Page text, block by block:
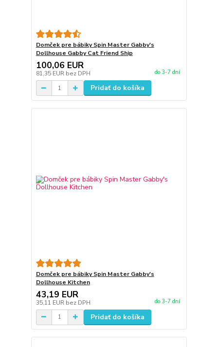
Domček pre bábiky Spin Master Gabby's
Dollhouse Gabby Cat Friend Ship
100,06 EUR
81,35 EUR bez DPH do 3-7 dní
Pridať do košíka
Domček pre bábiky Spin Master Gabby's
Dollhouse Kitchen
43,19 EUR
35,11 EUR bez DPH do 3-7 dní
Pridať do košíka